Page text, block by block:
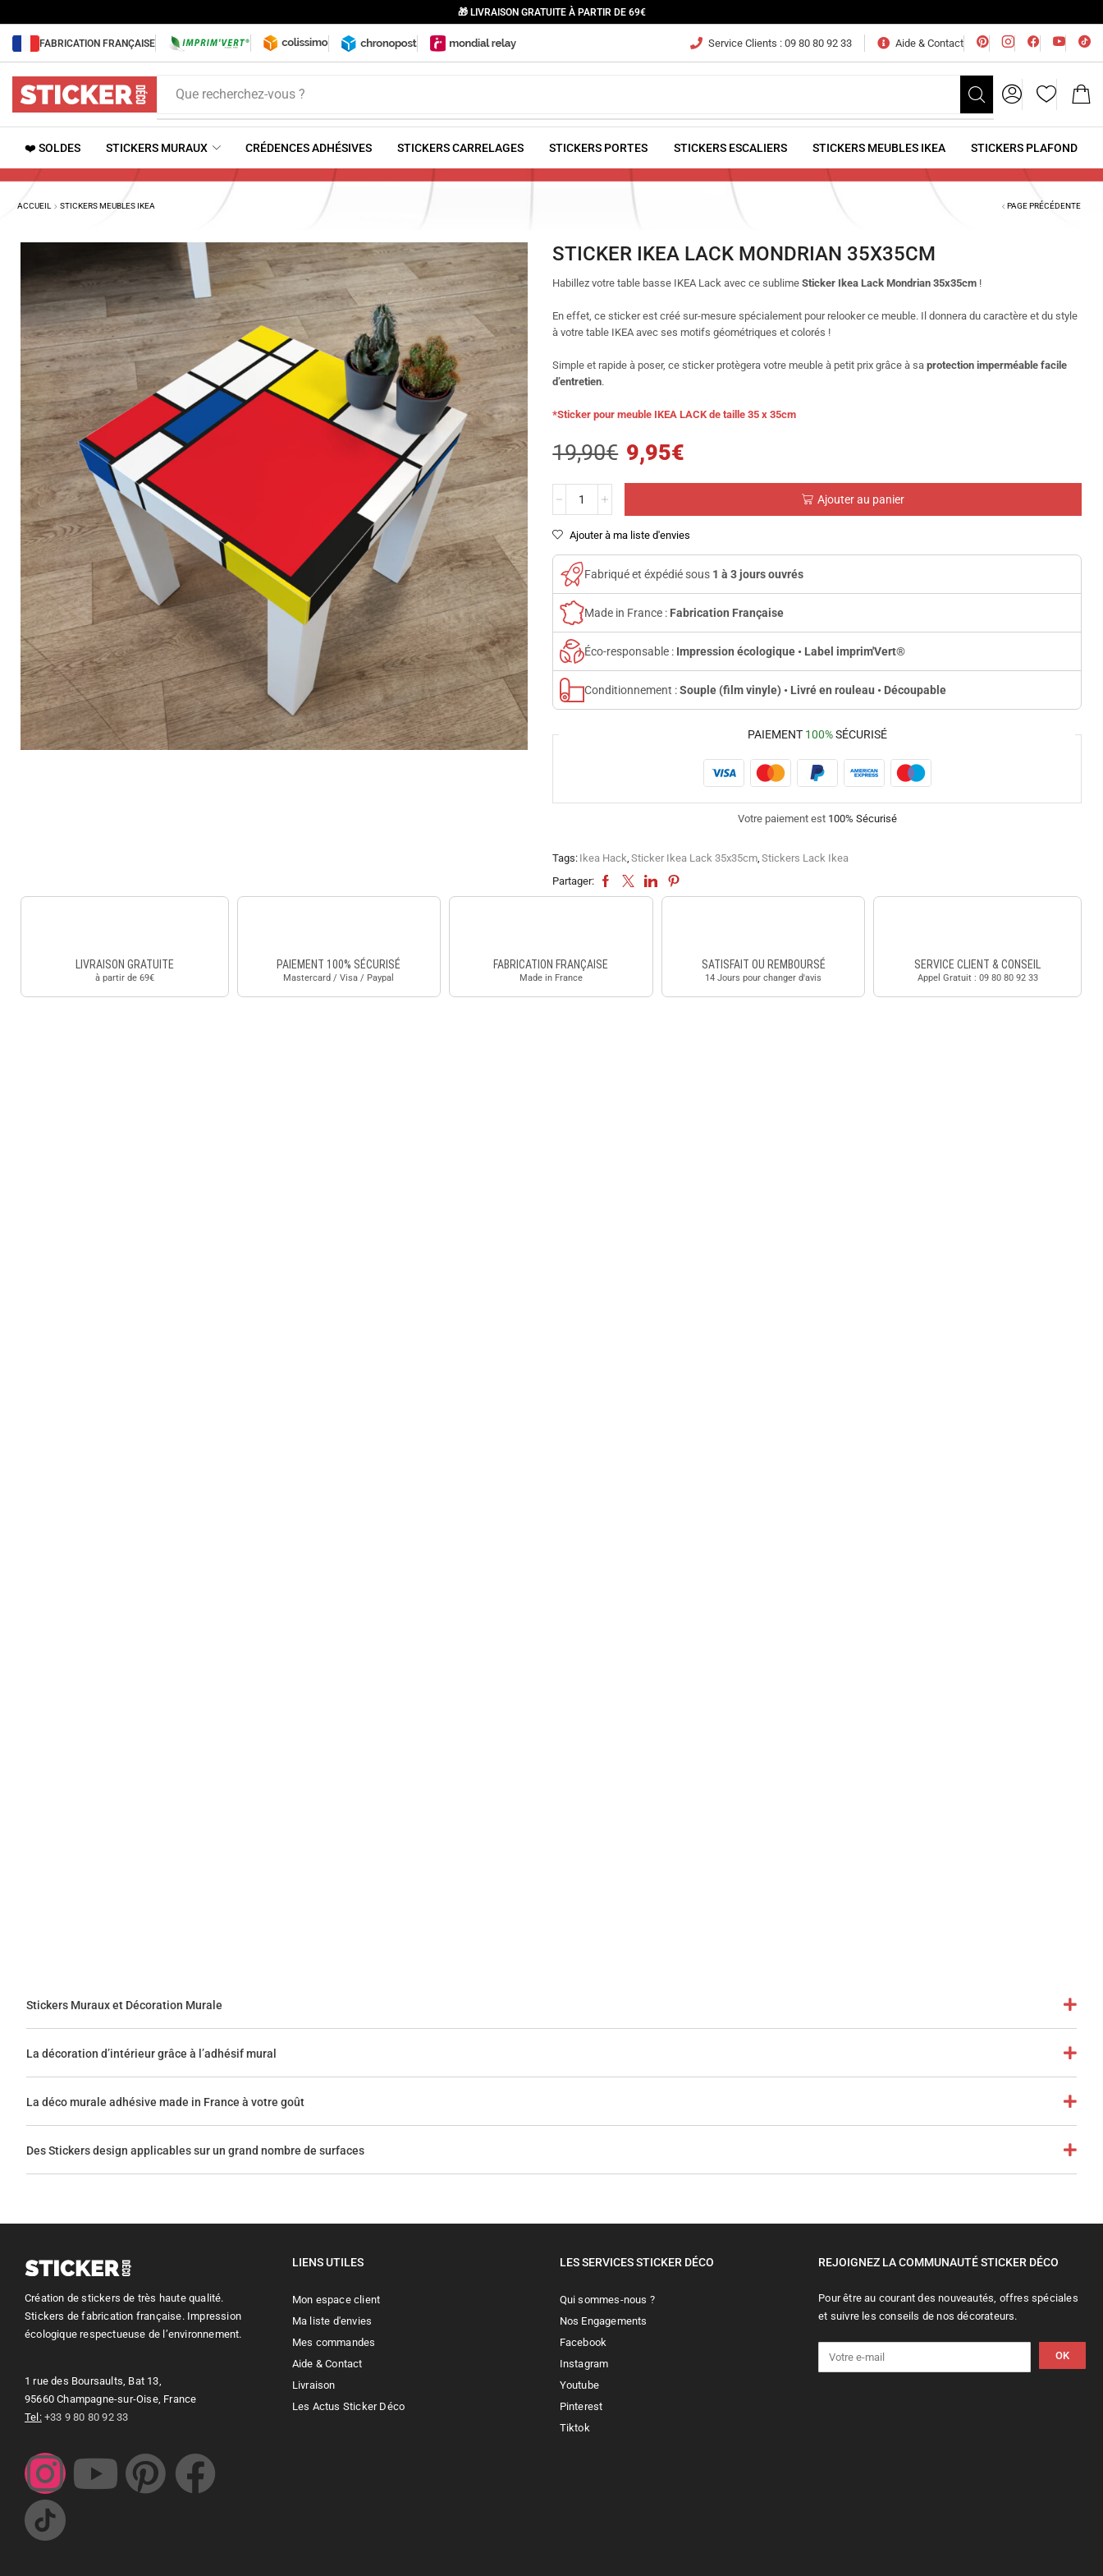
🎁 LIVRAISON GRATUITE À PARTIR DE 69€
FABRICATION FRANÇAISE Service Clients : 09 80 80 92 33 Aide & Contact
Que recherchez-vous ?
❤️ SOLDES STICKERS MURAUX CRÉDENCES ADHÉSIVES STICKERS CARRELAGES STICKERS PORTES STICKERS ESCALIERS STICKERS MEUBLES IKEA STICKERS PLAFOND
ACCUEIL STICKERS MEUBLES IKEA PAGE PRÉCÉDENTE
STICKER IKEA LACK MONDRIAN 35X35CM
Habillez votre table basse IKEA Lack avec ce sublimeSticker Ikea Lack Mondrian 35x35cm !
En effet, ce sticker est créé sur-mesure spécialement pour relooker ce meuble. Il donnera du caractère et du style
à votre table IKEA avec ses motifs géométriques et colorés !
Simple et rapide à poser, ce sticker protègera votre meuble à petit prix grâce à saprotection imperméable facile
d’entretien.
*Sticker pour meuble IKEA LACK de taille 35 x 35cm
19,90€ 9,95€
Ajouter au panier
Ajouter à ma liste d'envies
Fabriqué et éxpédié sous 1 à 3 jours ouvrés
Made in France : Fabrication Française
Éco-responsable : Impression écologique • Label imprim'Vert®
Conditionnement :Souple (film vinyle) • Livré en rouleau • Découpable
PAIEMENT 100%SÉCURISÉ
Votre paiement est 100% Sécurisé
Tags: Ikea Hack, Sticker Ikea Lack 35x35cm, Stickers Lack Ikea
Partager:
LIVRAISON GRATUITE
à partir de 69€
PAIEMENT 100% SÉCURISÉ
Mastercard / Visa / Paypal
FABRICATION FRANÇAISE
Made in France
SATISFAIT OU REMBOURSÉ
14 Jours pour changer d'avis
SERVICE CLIENT & CONSEIL
Appel Gratuit : 09 80 80 92 33
Stickers Muraux et Décoration Murale
La décoration d’intérieur grâce à l’adhésif mural
La déco murale adhésive made in France à votre goût
Des Stickers design applicables sur un grand nombre de surfaces
Création de stickers de très haute qualité.
Stickers de fabrication française. Impression
écologique respectueuse de l’environnement.
1 rue des Boursaults, Bat 13,
95660 Champagne-sur-Oise, France
Tel: +33 9 80 80 92 33
LIENS UTILES
Mon espace client
Ma liste d'envies
Mes commandes
Aide & Contact
Livraison
Les Actus Sticker Déco
LES SERVICES STICKER DÉCO
Qui sommes-nous ?
Nos Engagements
Facebook
Instagram
Youtube
Pinterest
Tiktok
REJOIGNEZ LA COMMUNAUTÉ STICKER DÉCO
Pour être au courant des nouveautés, offres spéciales
et suivre les conseils de nos décorateurs.
OK